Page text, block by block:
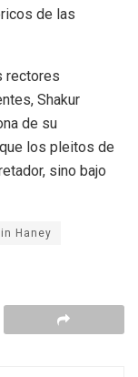
de las
rectores
Shakur
de su
los pleitos de
sino bajo
Haney